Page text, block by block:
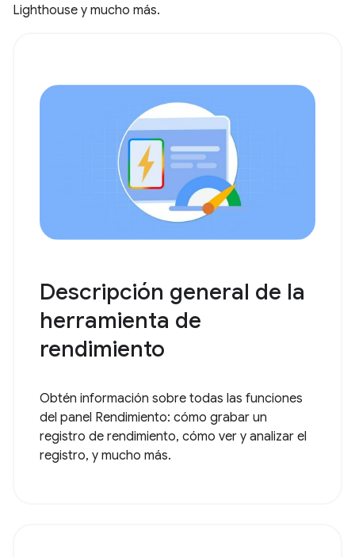
Lighthouse y mucho más.
Descripción general de la
herramienta de
rendimiento
Obtén información sobre todas las funciones
del panel Rendimiento: cómo grabar un
registro de rendimiento, cómo ver y analizar el
registro, y mucho más.